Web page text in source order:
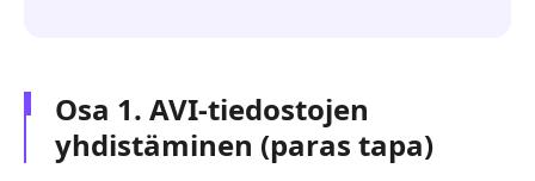
Osa 1. AVI-tiedostojen
yhdistäminen (paras tapa)